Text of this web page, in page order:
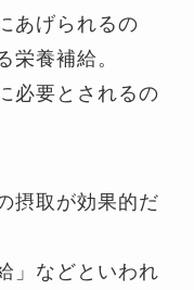
あげられるの
栄養補給。
必要とされるの
摂取が効果的だ
」などといわれ